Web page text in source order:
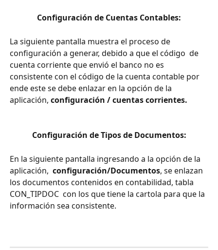
Configuración de Cuentas Contables:
La siguiente pantalla muestra el proceso de
configuración a generar, debido a que el código  de
cuenta corriente que envió el banco no es
consistente con el código de la cuenta contable por
ende este se debe enlazar en la opción de la
aplicación, configuración / cuentas corrientes.
Configuración de Tipos de Documentos:
En la siguiente pantalla ingresando a la opción de la
aplicación, configuración/Documentos, se enlazan
los documentos contenidos en contabilidad, tabla
CON_TIPDOC  con los que tiene la cartola para que la
información sea consistente.